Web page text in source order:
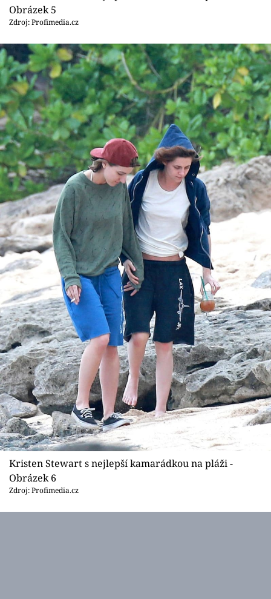
Obrázek 5
Zdroj: Profimedia.cz
Kristen Stewart s nejlepší kamarádkou na pláži -
Obrázek 6
Zdroj: Profimedia.cz